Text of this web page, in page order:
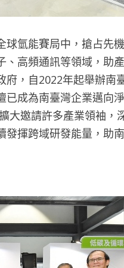
氫能賽局中，搶占先
高頻通訊等領域，助
，自2022年起舉辦南
成為南臺灣企業邁向
大邀請許多產業領袖，
揮跨域研發能量，助